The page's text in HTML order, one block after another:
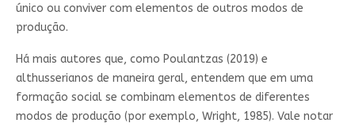
único ou conviver com elementos de outros modos de
produção.
Há mais autores que, como Poulantzas (2019) e
althusserianos de maneira geral, entendem que em uma
formação social se combinam elementos de diferentes
modos de produção (por exemplo, Wright, 1985). Vale notar